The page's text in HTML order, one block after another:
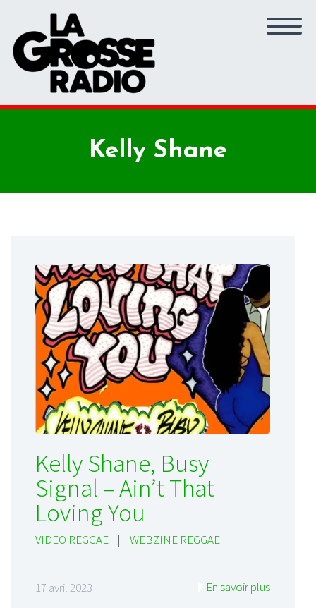
Kelly Shane
Kelly Shane, Busy
Signal – Ain’t That
Loving You
VIDEO REGGAE | WEBZINE REGGAE
17 avril 2023 En savoir plus